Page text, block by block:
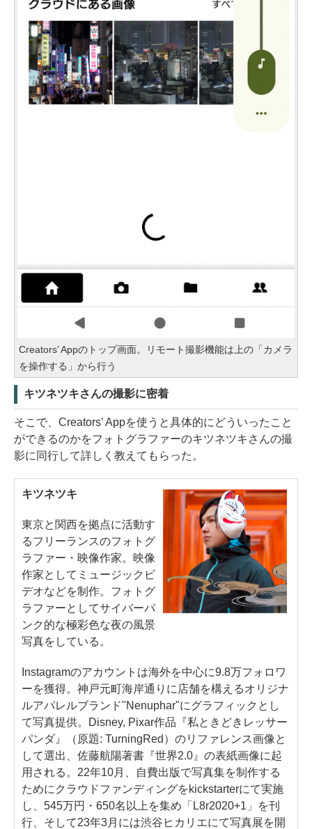
Creators’ Appのトップ画面。リモート撮影機能は上の「カメラ
を操作する」から行う
キツネツキさんの撮影に密着
そこで、Creators’ Appを使うと具体的にどういったこと
ができるのかをフォトグラファーのキツネツキさんの撮
影に同行して詳しく教えてもらった。
キツネツキ
東京と関西を拠点に活動す
るフリーランスのフォトグ
ラファー・映像作家。映像
作家としてミュージックビ
デオなどを制作。フォトグ
ラファーとしてサイバーパ
ンク的な極彩色な夜の風景
写真をしている。
Instagramのアカウントは海外を中心に9.8万フォロワ
ーを獲得。神戸元町海岸通りに店舗を構えるオリジナ
ルアパレルブランド"Nenuphar"にグラフィックとし
て写真提供。Disney, Pixar作品『私ときどきレッサー
パンダ』（原題: TurningRed）のリファレンス画像と
して選出、佐藤航陽著書『世界2.0』の表紙画像に起
用される。22年10月、自費出版で写真集を制作する
ためにクラウドファンディングをkickstarterにて実施
し、545万円・650名以上を集め「L8r2020+1」を刊
行、そして23年3月には渋谷ヒカリエにて写真展を開